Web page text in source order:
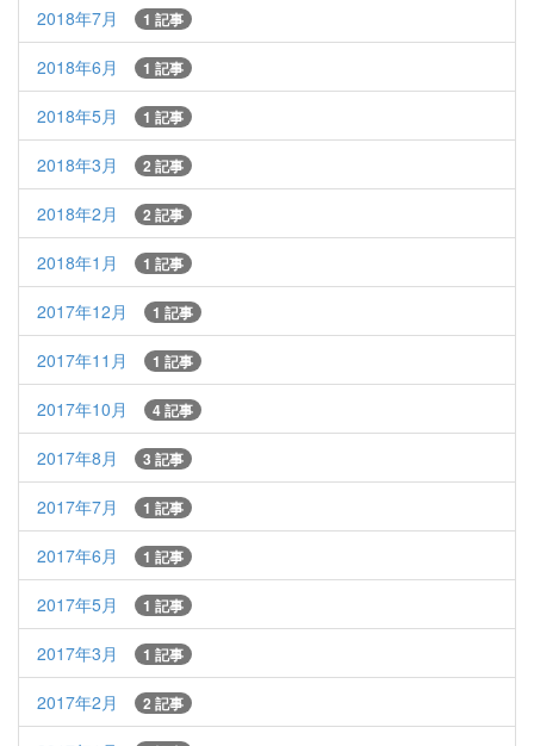
2018年7月 1 記事
2018年6月 1 記事
2018年5月 1 記事
2018年3月 2 記事
2018年2月 2 記事
2018年1月 1 記事
2017年12月 1 記事
2017年11月 1 記事
2017年10月 4 記事
2017年8月 3 記事
2017年7月 1 記事
2017年6月 1 記事
2017年5月 1 記事
2017年3月 1 記事
2017年2月 2 記事